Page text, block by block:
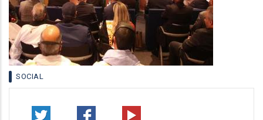
SOCIAL